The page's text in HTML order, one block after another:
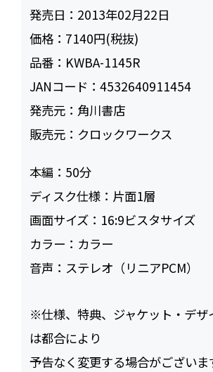
発売日： 2013年02月22日
価格： 7140円(税抜)
品番： KWBA-1145R
JANコード：4532640911454
発売元： 角川書店
販売元： クロックワークス
本編： 50
ディスク仕様： 片面1層
画面サイズ： 16:9ビスタサイズ
カラー： カラー
音声： ステレオ（リニアPCM）
※仕様、特典、ジャケット・デザ
は都合により
予告なく変更する場合がございま